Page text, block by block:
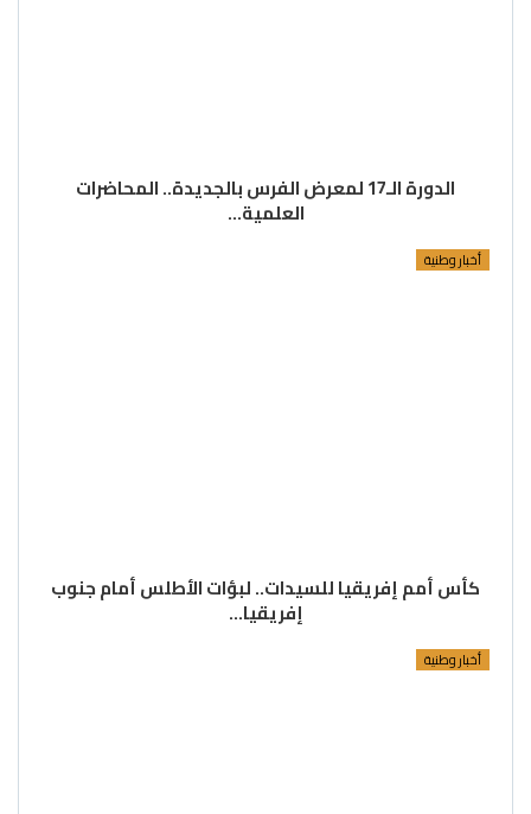
الدورة الـ17 لمعرض الفرس بالجديدة.. المحاضرات
العلمية…
أخبار وطنية
كأس أمم إفريقيا للسيدات.. لبؤات الأطلس أمام جنوب
إفريقيا…
أخبار وطنية